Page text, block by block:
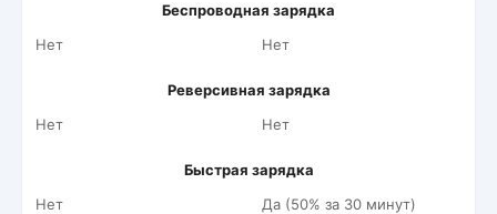
Беспроводная зарядка
Нет
Нет
Реверсивная зарядка
Нет
Нет
Быстрая зарядка
Нет
Да (50% за 30 минут)